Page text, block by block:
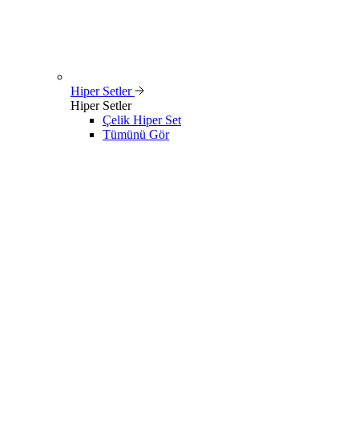
Hiper Setler
Hiper Setler
Çelik Hiper Set
Tümünü Gör